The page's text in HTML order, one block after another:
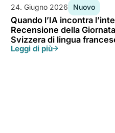
24. Giugno 2026 Nuovo
Quando l’IA incontra
Recensione della
Svizzera di lingua
Leggi di più